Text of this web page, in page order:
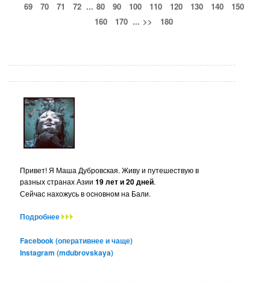
69
70 71 72 ... 80 90 100 110 120 130 140
150
160
170 ... >> 180
Привет! Я Маша Дубровская. Живу и путешествую в
разных странах Азии19 лет и 20 дней.
Сейчас нахожусь в основном на Бали.
Подробнее
Facebook (оперативнее и чаще)
Instagram (mdubrovskaya)